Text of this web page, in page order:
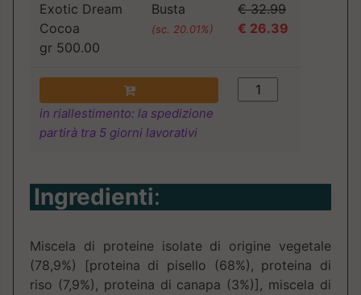
Exotic Dream
Cocoa
gr 500.00
Busta
(sc. 20.01%)
€ 32.99
€ 26.39
in riallestimento: la spedizione
partirà tra 5 giorni lavorativi
Ingredienti:
Miscela di proteine isolate di origine vegetale
(78,9%) [proteina di pisello (68%), proteina di
riso (7,9%), proteina di canapa (3%)], miscela di